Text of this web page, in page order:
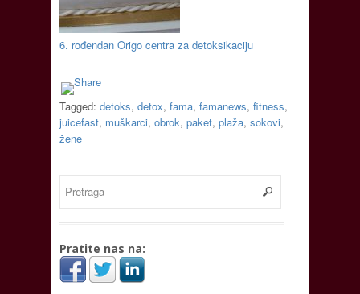
6. rođendan Origo centra za detoksikaciju
Tagged: detoks, detox, fama, famanews, fitness,
juicefast, muškarci, obrok, paket, plaža, sokovi,
žene
Pratite nas na: